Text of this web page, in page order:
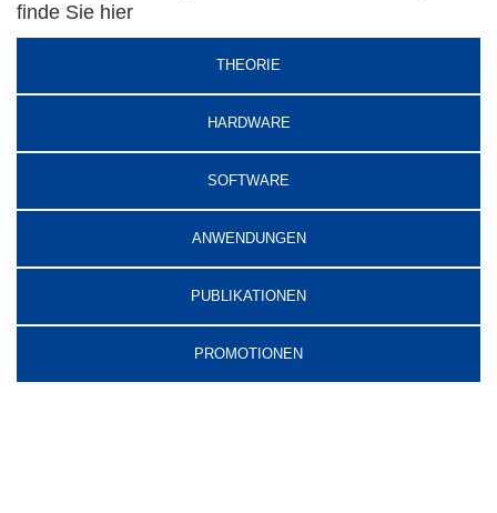
finde Sie hier
THEORIE
HARDWARE
SOFTWARE
ANWENDUNGEN
PUBLIKATIONEN
PROMOTIONEN